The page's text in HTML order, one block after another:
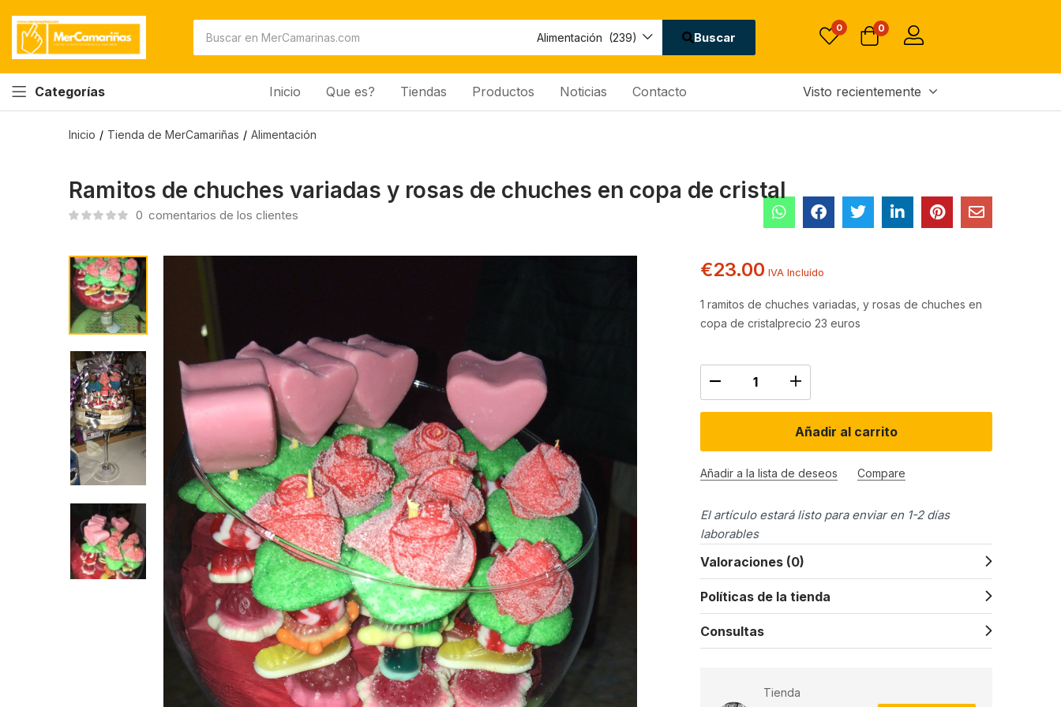
Alimentación (239) Buscar
0 0
Categorías Inicio Que es? Tiendas Productos Noticias Contacto Visto recientemente
Inicio Tienda de MerCamariñas Alimentación
Ramitos de chuches variadas y rosas de chuches en copa de cristal
0 comentarios de los clientes
€23.00 IVA Incluído
1 ramitos de chuches variadas, y rosas de chuches en
copa de cristalprecio 23 euros
Añadir al carrito
Añadir a la lista de deseos Compare
El artículo estará listo para enviar en 1-2 días
laborables
Valoraciones (0)
Políticas de la tienda
Consultas
Tienda